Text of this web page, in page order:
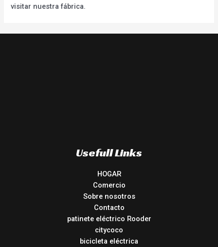
visitar nuestra fábrica.
Usefull Links
HOGAR
Comercio
Sobre nosotros
Contacto
patinete eléctrico Rooder
citycoco
bicicleta eléctrica